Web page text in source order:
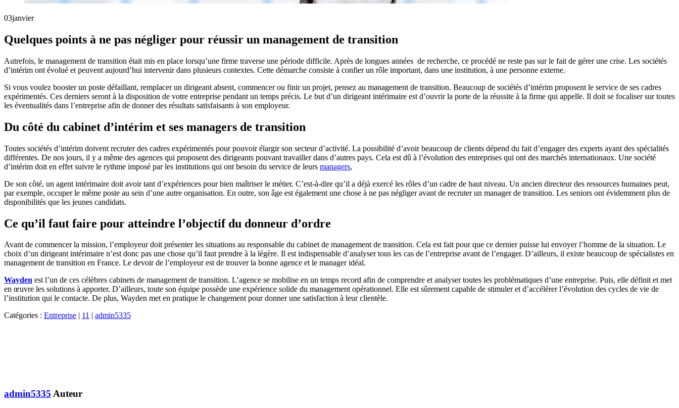
03janvier
Quelques points à ne pas négliger pour réussir un management de transition
Autrefois, le management de transition était mis en place lorsqu’une firme traverse une période difficile. Après de longues années de recherche, ce procédé ne reste pas sur le fait de gérer une crise. Les sociétés
d’intérim ont évolué et peuvent aujourd’hui intervenir dans plusieurs contextes. Cette démarche consiste à confier un rôle important, dans une institution, à une personne externe.
Si vous voulez booster un poste défaillant, remplacer un dirigeant absent, commencer ou finir un projet, pensez au management de transition. Beaucoup de sociétés d’intérim proposent le service de ses cadres
expérimentés. Ces derniers seront à la disposition de votre entreprise pendant un temps précis. Le but d’un dirigeant intérimaire est d’ouvrir la porte de la réussite à la firme qui appelle. Il doit se focaliser sur toutes
les éventualités dans l’entreprise afin de donner des résultats satisfaisants à son employeur.
Du côté du cabinet d’intérim et ses managers de transition
Toutes sociétés d’intérim doivent recruter des cadres expérimentés pour pouvoir élargir son secteur d’activité. La possibilité d’avoir beaucoup de clients dépend du fait d’engager des experts ayant des spécialités
différentes. De nos jours, il y a même des agences qui proposent des dirigeants pouvant travailler dans d’autres pays. Cela est dû à l’évolution des entreprises qui ont des marchés internationaux. Une société
d’intérim doit en effet suivre le rythme imposé par les institutions qui ont besoin du service de leurs managers,
De son côté, un agent intérimaire doit avoir tant d’expériences pour bien maîtriser le métier. C’est-à-dire qu’il a déjà exercé les rôles d’un cadre de haut niveau. Un ancien directeur des ressources humaines peut,
par exemple, occuper le même poste au sein d’une autre organisation. En outre, son âge est également une chose à ne pas négliger avant de recruter un manager de transition. Les seniors ont évidemment plus de
disponibilités que les jeunes candidats.
Ce qu’il faut faire pour atteindre l’objectif du donneur d’ordre
Avant de commencer la mission, l’employeur doit présenter les situations au responsable du cabinet de management de transition. Cela est fait pour que ce dernier puisse lui envoyer l’homme de la situation. Le
choix d’un dirigeant intérimaire n’est donc pas une chose qu’il faut prendre à la légère. Il est indispensable d’analyser tous les cas de l’entreprise avant de l’engager. D’ailleurs, il existe beaucoup de spécialistes en
management de transition en France. Le devoir de l’employeur est de trouver la bonne agence et le manager idéal.
Wayden est l’un de ces célèbres cabinets de management de transition. L’agence se mobilise en un temps record afin de comprendre et analyser toutes les problématiques d’une entreprise. Puis, elle définit et met
en œuvre les solutions à apporter. D’ailleurs, toute son équipe possède une expérience solide du management opérationnel. Elle est sûrement capable de stimuler et d’accélérer l’évolution des cycles de vie de
l’institution qui le contacte. De plus, Wayden met en pratique le changement pour donner une satisfaction à leur clientèle.
Catégories : Entreprise | 11 | admin5335
admin5335 Auteur